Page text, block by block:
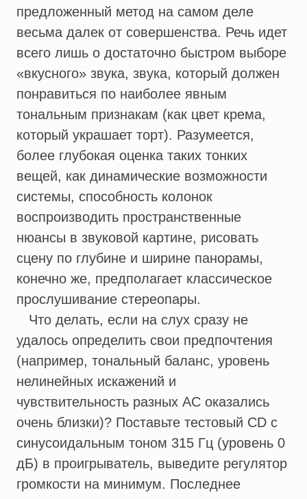
предложенный метод на самом деле
весьма далек от совершенства. Речь идет
всего лишь о достаточно быстром выборе
«вкусного» звука, звука, который должен
понравиться по наиболее явным
тональным признакам (как цвет крема,
который украшает торт). Разумеется,
более глубокая оценка таких тонких
вещей, как динамические возможности
системы, способность колонок
воспроизводить пространственные
нюансы в звуковой картине, рисовать
сцену по глубине и ширине панорамы,
конечно же, предполагает классическое
прослушивание стереопары.
Что делать, если на слух сразу не
удалось определить свои предпочтения
(например, тональный баланс, уровень
нелинейных искажений и
чувствительность разных АС оказались
очень близки)? Поставьте тестовый CD с
синусоидальным тоном 315 Гц (уровень 0
дБ) в проигрыватель, выведите регулятор
громкости на минимум. Последнее